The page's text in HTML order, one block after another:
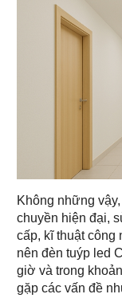
Không những
chuyền hiện đại,
cấp, kĩ thuật
nên đèn tuýp led
giờ và trong
gặp các vấn đề